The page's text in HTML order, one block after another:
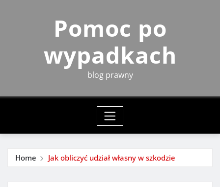
Pomoc po
wypadkach
blog prawny
Home Jak obliczyć udział własny w szkodzie